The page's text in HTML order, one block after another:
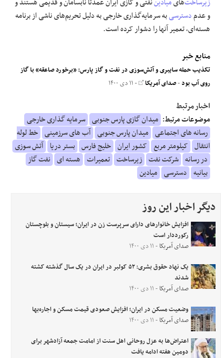
و عدمدسترسیبه سرمایه‌گذاری خارجی به دلیل تحریم‌های ناشی از برنامه
هسته‌ای، تعمیر آنها را دشوار کرده است.
منابع خبر
تکذیب حمله سایبری و آتش‌سوزی در نفت و گاز پارس: «برخورد صاعقه» با گاز
روی آب بود-صدای آمریکا - ۱۱ دی ۱۴۰۰
اخبار مرتبط
موضوعات مرتبط: میدان گازی پارس جنوبی سرمایه گذاری خارجی
رسانه های اجتماعی میدان پارس جنوبی آب های سرزمینی خط لوله
انتقال کیلومتر مربع کشور ایران خلیج فارس بستر دریا آتش سوزی
در رسانه شرکت نفت زیرساخت تعمیرات هسته ای نفت گاز
بیانیه دسترسی میادین
دیگر اخبار این روز
افزایش خانوارهای دارای سرپرست زن در ایران؛ سیستان و بلوچستان
رکورددار است
صدای آمریکا - ۱۱ دی ۱۴۰۰
یک نهاد حقوق بشری: ۵۲ کولبر در ایران در یک سال گذشته کشته
شدند
صدای آمریکا - ۱۱ دی ۱۴۰۰
وضعیت مسکن در ایران؛ افزایش صعودی قیمت مسکن و اجاره‌بها
صدای آمریکا - ۱۱ دی ۱۴۰۰
اعتراض‌ها به عزل روحانی اهل سنت از امامت جمعه آزادشهر برای
دومین هفته ادامه یافت